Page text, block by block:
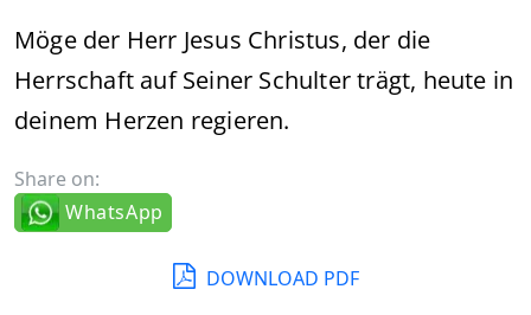
Möge der Herr Jesus Christus, der die
Herrschaft auf Seiner Schulter trägt, heute in
deinem Herzen regieren.
Share on:
WhatsApp
DOWNLOAD PDF